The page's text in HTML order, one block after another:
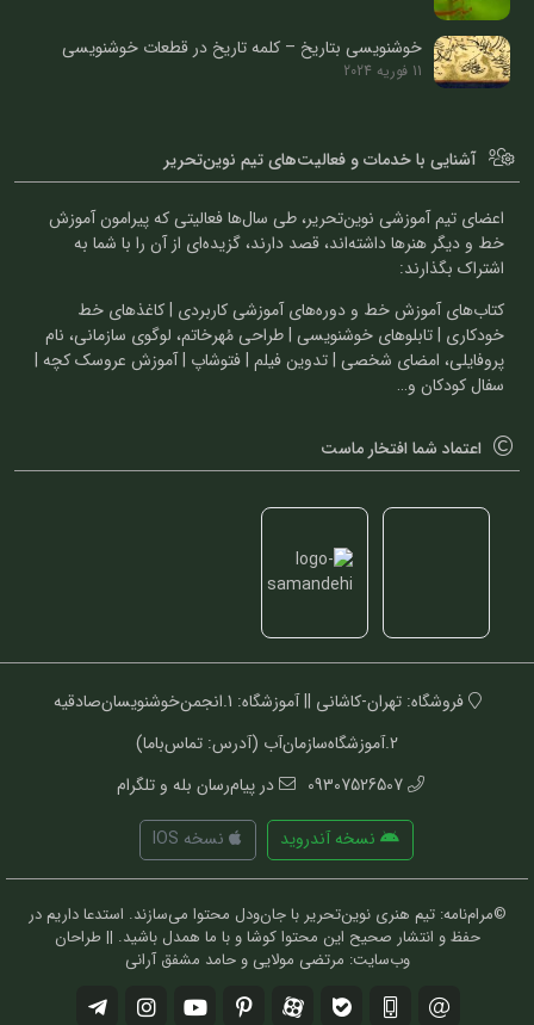
خوشنویسی بتاریخ – کلمه تاریخ در قطعات خوشنویسی
11 فوریه 2024
آشنایی با خدمات و فعالیت‌های تیم نوین‌تحریر
اعضای تیم آموزشی نوین‌تحریر، طی سال‌ها فعالیتی که پیرامون آموزش
خط و دیگر هنرها داشته‌اند، قصد دارند، گزیده‌ای از آن را با شما به
اشتراک بگذارند:
کتاب‌های آموزش خط و دوره‌های آموزشی کاربردی | کاغذهای خط
خودکاری | تابلوهای خوشنویسی | طراحی مُهرخاتم، لوگوی سازمانی، نام
پروفایلی، امضای شخصی | تدوین فیلم | فتوشاپ | آموزش عروسک کچه |
سفال کودکان و…
اعتماد شما افتخار ماست
فروشگاه: تهران-کاشانی || آموزشگاه: 1.انجمن‌خوشنویسان‌صادقیه
2.آموزشگاه‌سازمان‌آب (آدرس: تماس‌باما)
09307526507
در پیام‌رسان بله و تلگرام
نسخه آندروید نسخه IOS
©مرام‌نامه: تیم هنری نوین‌تحریر با جان‌ودل محتوا می‌سازند. استدعا داریم در
حفظ و انتشار صحیح این محتوا کوشا و با ما همدل باشید. || طراحان
وب‌سایت: مرتضی مولایی و حامد مشفق آرانی